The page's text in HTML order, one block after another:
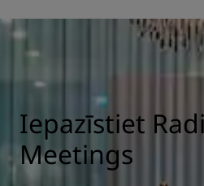
Iepazīstiet
Meetings